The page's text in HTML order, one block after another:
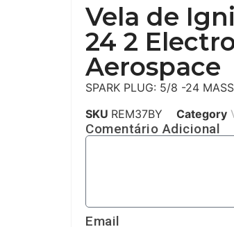
Vela de
24 2
Aerospace
SPARK PLUG: 5/8 -24
SKU REM37BY Category
Comentário Adicional
Email